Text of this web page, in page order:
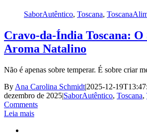
SaborAutêntico, Toscana,
Cravo-da-Índia Toscana: O
Aroma Natalino
Não é apenas sobre temperar. É sobre criar
By Ana Carolina Schmidt|2025-12-
dezembro de 2025|SaborAutêntico, Toscana,
Comments
Leia mais